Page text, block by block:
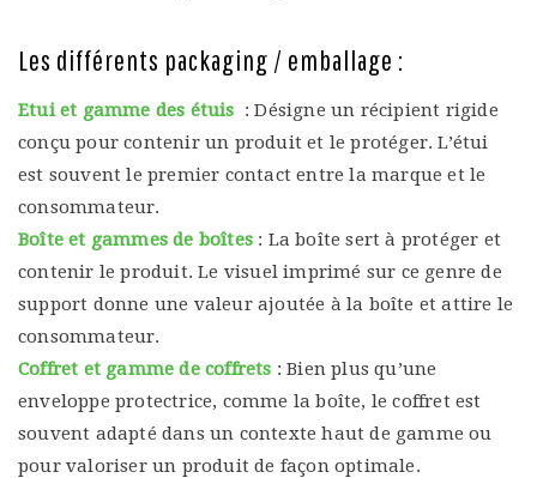
Les différents packaging / emballage :
Etui et gamme des étuis : Désigne un récipient rigide
conçu pour contenir un produit et le protéger. L’étui
est souvent le premier contact entre la marque et le
consommateur.
Boîte et gammes de boîtes : La boîte sert à protéger et
contenir le produit. Le visuel imprimé sur ce genre de
support donne une valeur ajoutée à la boîte et attire le
consommateur.
Coffret et gamme de coffrets : Bien plus qu’une
enveloppe protectrice, comme la boîte, le coffret est
souvent adapté dans un contexte haut de gamme ou
pour valoriser un produit de façon optimale.